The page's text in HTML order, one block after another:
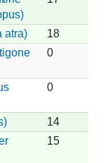
atra)
18
0
0
14
15